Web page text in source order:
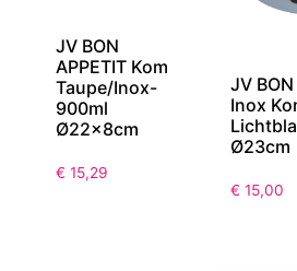
JV BON
APPETIT Kom
Taupe/Inox-
900ml
Ø22x8cm
€ 15,29
JV
Inox
Ø23cm
€ 15,00